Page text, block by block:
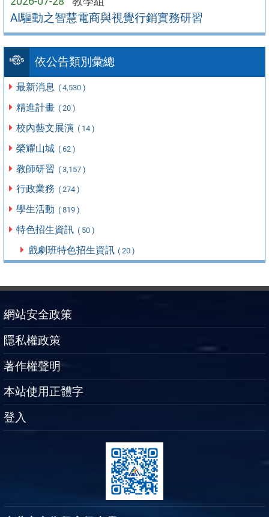
AI驅動之智慧電商與視覺行銷實務研習
依公告類別彙總
最新消息 ( 4,530 )
精進計畫 ( 20 )
校內藝文展演 ( 14 )
榮耀山城 ( 62 )
教師研習 ( 3,157 )
行政業務 ( 274 )
學生活動 ( 819 )
特色招生資訊 ( 50 )
戲劇班特色招生資訊 ( 20 )
網站安全政策
隱私權政策
著作權聲明
本站使用正體字
登入